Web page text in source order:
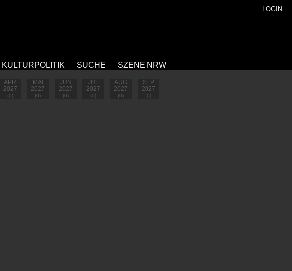
LOGIN
KULTURPOLITIK SUCHE SZENE NRW
APR
2027
(0)
MAI
2027
(0)
JUN
2027
(0)
JUL
2027
(0)
AUG
2027
(0)
SEP
2027
(0)